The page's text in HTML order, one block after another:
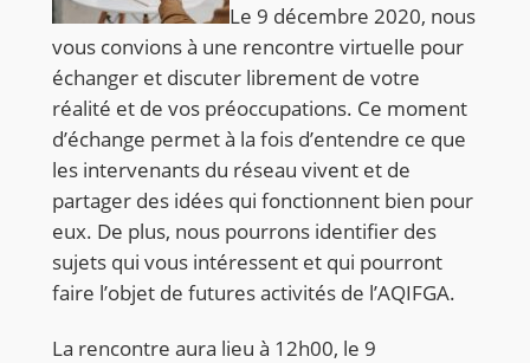
Le 9 décembre 2020, nous
vous convions à une rencontre virtuelle pour
échanger et discuter librement de votre
réalité et de vos préoccupations. Ce moment
d’échange permet à la fois d’entendre ce que
les intervenants du réseau vivent et de
partager des idées qui fonctionnent bien pour
eux. De plus, nous pourrons identifier des
sujets qui vous intéressent et qui pourront
faire l’objet de futures activités de l’AQIFGA.
La rencontre aura lieu à 12h00, le 9